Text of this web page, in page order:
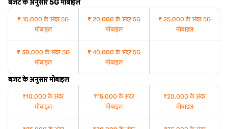
बजट के अनुसार 5G मोबाइल
₹ 15,000 के अंदर 5G
मोबाइल
₹ 20,000 के अंदर 5G
मोबाइल
₹ 25,000 के अंदर 5G
मोबाइल
₹ 30,000 के अंदर 5G
मोबाइल
₹ 40,000 के अंदर 5G
मोबाइल
बजट के अनुसार मोबाइल
₹10,000 के अंदर
मोबाइल
₹15,000 के अंदर
मोबाइल
₹20,000 के अंदर
मोबाइल